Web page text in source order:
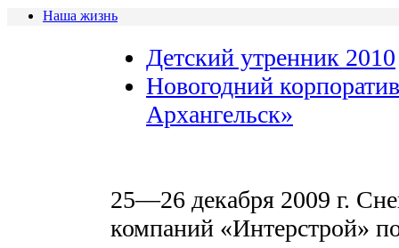
Наша жизнь
Детский утренник 2010
Новогодний
Архангельск»
25—26 декабря 2009 г.
компаний «Интерстрой»